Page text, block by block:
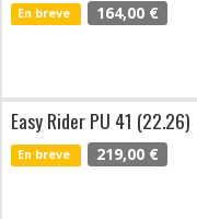
En breve 164,00 €
Easy Rider PU 41 (22.26)
En breve 219,00 €